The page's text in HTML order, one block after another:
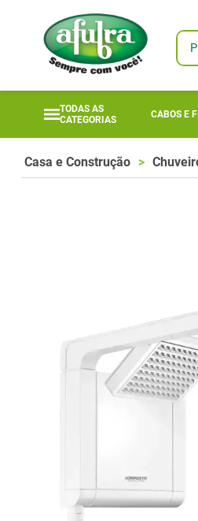
TODAS AS
CATEGORIAS
CABOS E
Casa e Construção